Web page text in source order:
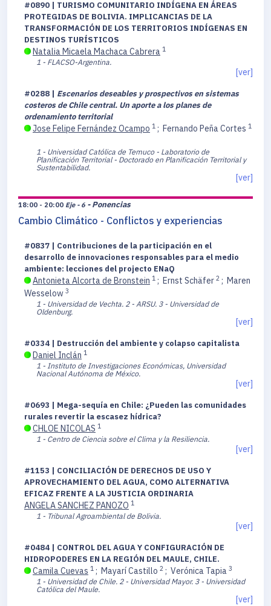
#0890 | TURISMO COMUNITARIO INDÍGENA EN ÁREAS
PROTEGIDAS DE BOLIVIA. IMPLICANCIAS DE LA
TRANSFORMACIÓN DE LOS TERRITORIOS INDÍGENAS EN
DESTINOS TURÍSTICOS
Natalia Micaela Machaca Cabrera 1
1 - FLACSO-Argentina.
[ver]
#0288 | Escenarios deseables y prospectivos en sistemas
costeros de Chile central. Un aporte a los planes de
ordenamiento territorial
Jose Felipe Fernández Ocampo 1 ; Fernando Peña Cortes 1
1 - Universidad Católica de Temuco - Laboratorio de
Planificación Territorial - Doctorado en Planificación Territorial y
Sustentabilidad.
[ver]
18:00 - 20:00 Eje - 6 - Ponencias
Cambio Climático - Conflictos y experiencias
#0837 | Contribuciones de la participación en el
desarrollo de innovaciones responsables para el medio
ambiente: lecciones del projecto ENaQ
Antonieta Alcorta de Bronstein 1 ; Ernst Schäfer 2 ; Maren
Wesselow 3
1 - Universidad de Vechta. 2 - ARSU. 3 - Universidad de
Oldenburg.
[ver]
#0334 | Destrucción del ambiente y colapso capitalista
Daniel Inclán 1
1 - Instituto de Investigaciones Económicas, Universidad
Nacional Autónoma de México.
[ver]
#0693 | Mega-sequía en Chile: ¿Pueden las comunidades
rurales revertir la escasez hídrica?
CHLOE NICOLAS 1
1 - Centro de Ciencia sobre el Clima y la Resiliencia.
[ver]
#1153 | CONCILIACIÓN DE DERECHOS DE USO Y
APROVECHAMIENTO DEL AGUA, COMO ALTERNATIVA
EFICAZ FRENTE A LA JUSTICIA ORDINARIA
ANGELA SANCHEZ PANOZO 1
1 - Tribunal Agroambiental de Bolivia.
[ver]
#0484 | CONTROL DEL AGUA Y CONFIGURACIÓN DE
HIDROPODERES EN LA REGIÓN DEL MAULE, CHILE.
Camila Cuevas 1 ; Mayarí Castillo 2 ; Verónica Tapia 3
1 - Universidad de Chile. 2 - Universidad Mayor. 3 - Universidad
Católica del Maule.
[ver]